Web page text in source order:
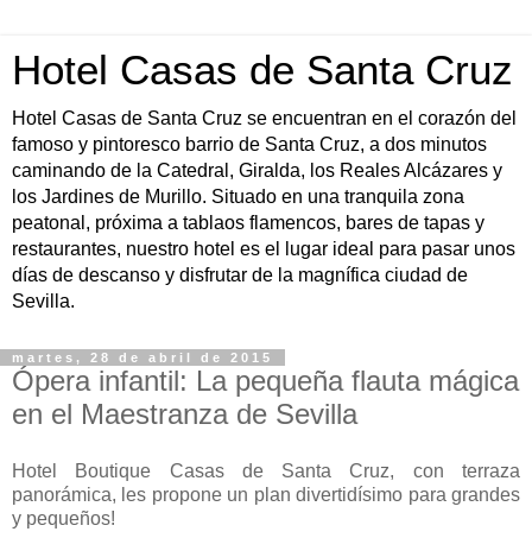
Hotel Casas de Santa Cruz
Hotel Casas de Santa Cruz se encuentran en el corazón del
famoso y pintoresco barrio de Santa Cruz, a dos minutos
caminando de la Catedral, Giralda, los Reales Alcázares y
los Jardines de Murillo. Situado en una tranquila zona
peatonal, próxima a tablaos flamencos, bares de tapas y
restaurantes, nuestro hotel es el lugar ideal para pasar unos
días de descanso y disfrutar de la magnífica ciudad de
Sevilla.
martes, 28 de abril de 2015
Ópera infantil: La pequeña flauta mágica
en el Maestranza de Sevilla
Hotel Boutique Casas de Santa Cruz, con terraza
panorámica, les propone un plan divertidísimo para grandes
y pequeños!